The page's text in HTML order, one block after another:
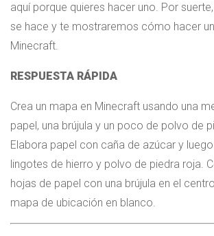
aquí porque quieres hacer uno. Por
se hace y te mostraremos cómo hacer
Minecraft.
RESPUESTA RÁPIDA
Crea un mapa en Minecraft usando una
papel, una brújula y un poco de polvo de
Elabora papel con caña de azúcar y
lingotes de hierro y polvo de piedra roja.
hojas de papel con una brújula en el
mapa de ubicación en blanco.